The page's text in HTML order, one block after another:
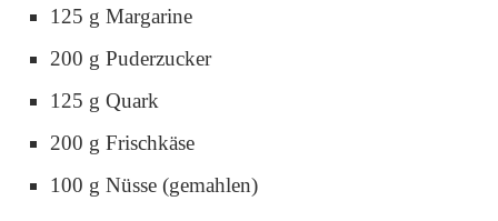
125 g Margarine
200 g Puderzucker
125 g Quark
200 g Frischkäse
100 g Nüsse (gemahlen)